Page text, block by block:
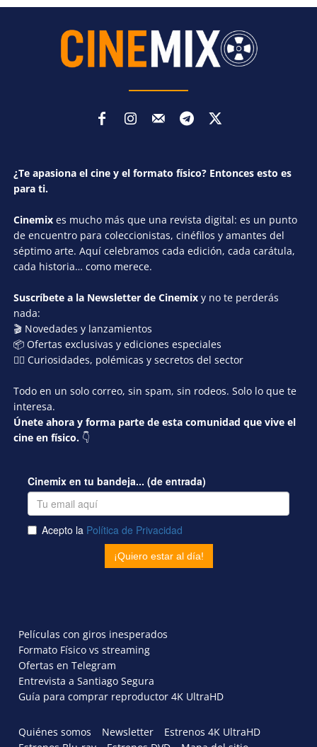
¿Te apasiona el cine y el formato físico? Entonces esto es
para ti.
Cinemix es mucho más que una revista digital: es un punto
de encuentro para coleccionistas, cinéfilos y amantes del
séptimo arte. Aquí celebramos cada edición, cada carátula,
cada historia… como merece.
Suscríbete a la Newsletter de Cinemix y no te perderás
nada:
🎬 Novedades y lanzamientos
📦 Ofertas exclusivas y ediciones especiales
🕵️‍♂️ Curiosidades, polémicas y secretos del sector
Todo en un solo correo, sin spam, sin rodeos. Solo lo que te
interesa.
Únete ahora y forma parte de esta comunidad que vive el
cine en físico. 👇
Películas con giros inesperados
Formato Físico vs streaming
Ofertas en Telegram
Entrevista a Santiago Segura
Guía para comprar reproductor 4K UltraHD
Quiénes somos Newsletter
Estrenos 4K UltraHD